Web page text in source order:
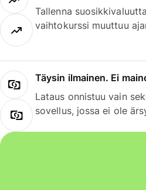
Tallenna
vaihtokurssi muuttuu
Täysin ilmainen. Ei
Lataus onnistuu vain
sovellus, jossa ei ole